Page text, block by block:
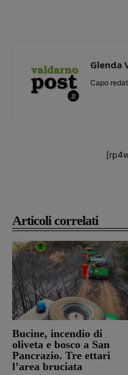
Articoli correlati
Bucine, incendio di
oliveta e bosco a San
Pancrazio. Tre ettari
l’area bruciata
Glenda
Capo